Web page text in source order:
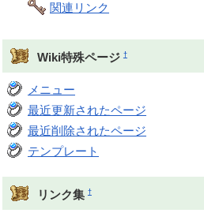
関連リンク
Wiki特殊ページ †
メニュー
最近更新されたページ
最近削除されたページ
テンプレート
リンク集 †